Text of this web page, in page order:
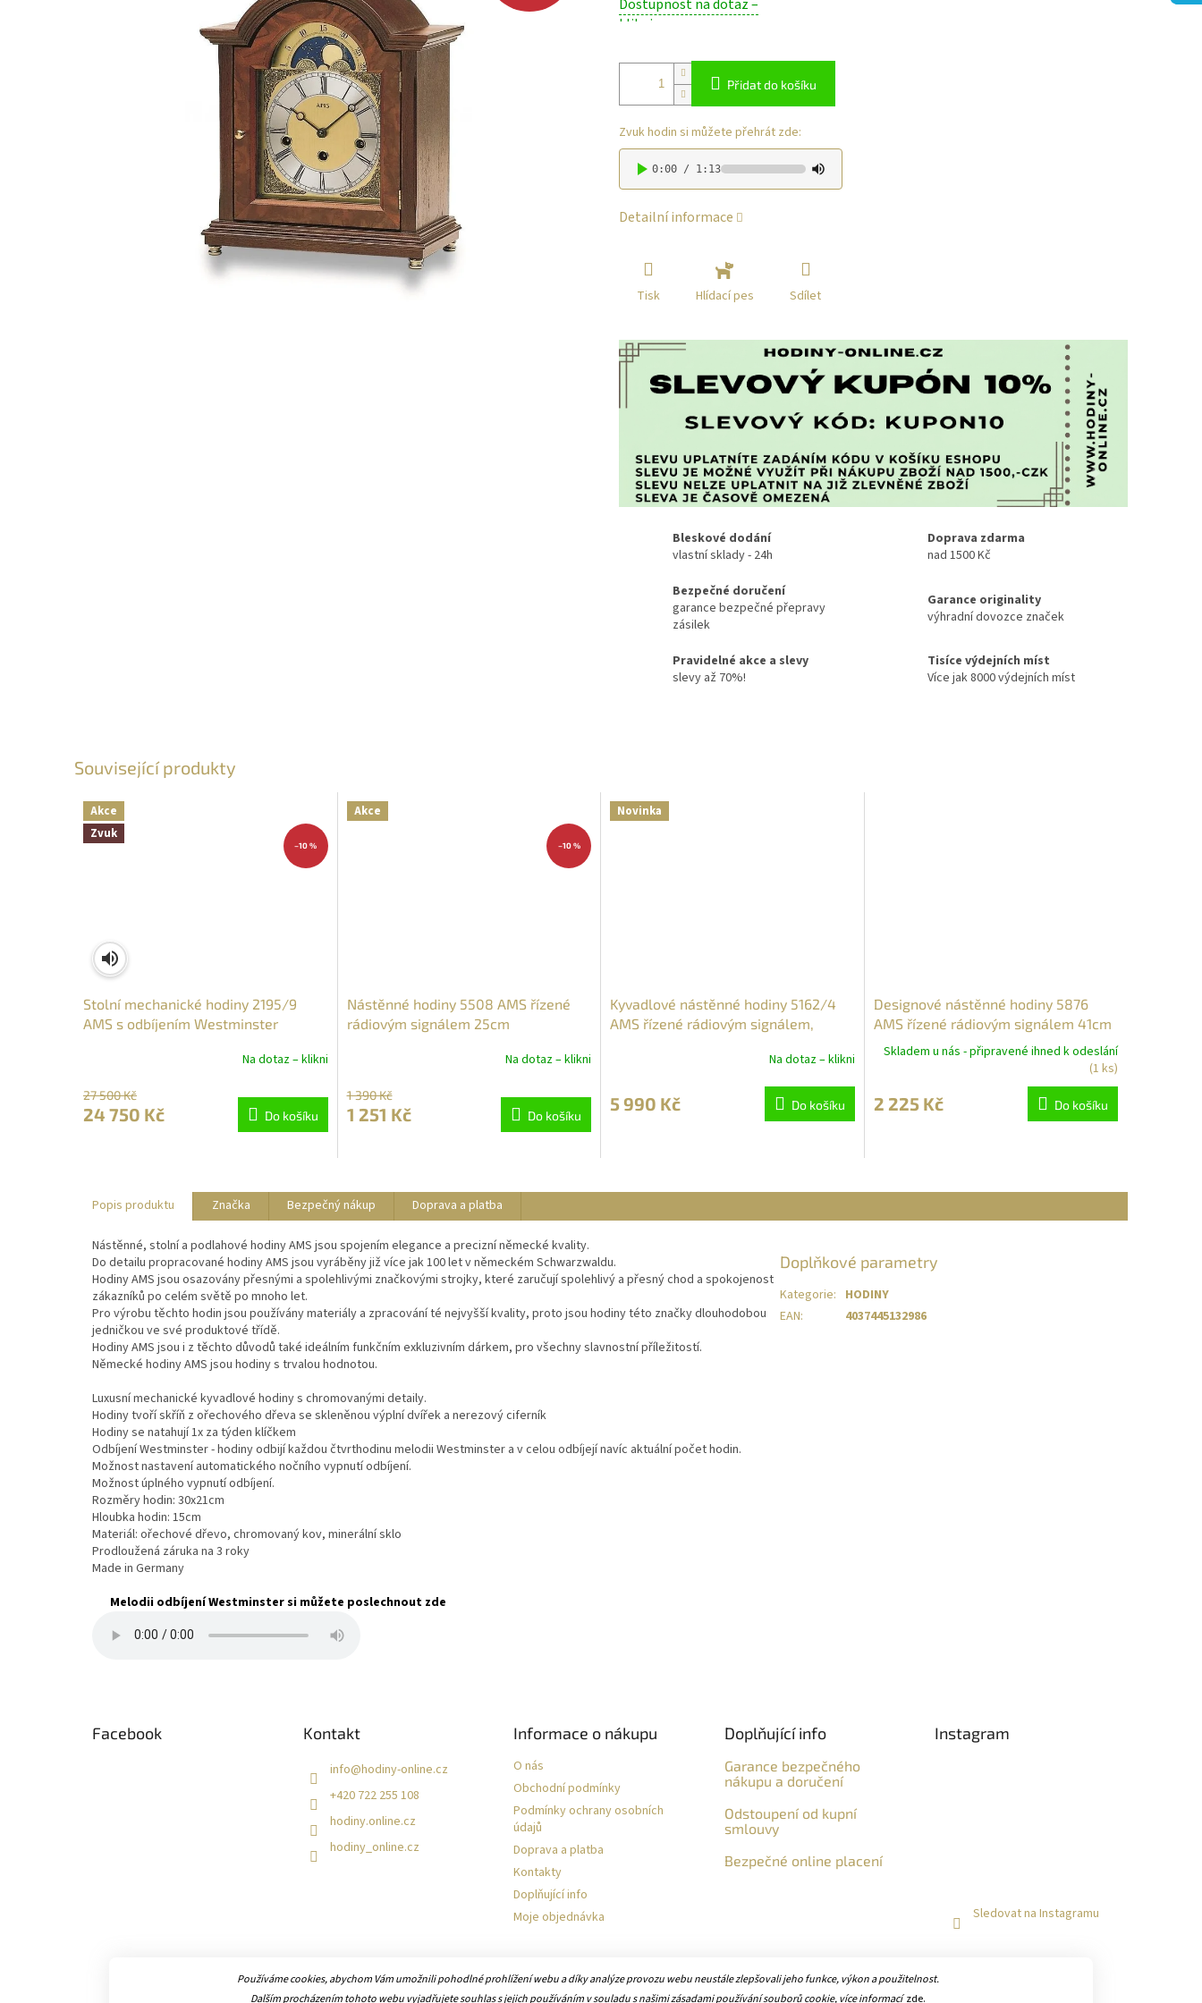
Používáme cookies, abychom Vám umožnili pohodlné prohlížení webu a díky analýze provozu webu neustále zlepšovali jeho funkce, výkon a použitelnost.
Dalším procházením tohoto webu vyjadřujete souhlas s jejich používáním v souladu s našimi zásadami používání souborů cookie, více informacízde.
cena:
Dostupnost na dotaz –
klikni
Přidat do košíku
Zvuk hodin si můžete přehrát zde:
0:00 / 1:13
Detailní informace
Tisk Hlídací pes Sdílet
Bleskové dodání
vlastní sklady - 24h
Doprava zdarma
nad 1500 Kč
Bezpečné doručení
garance bezpečné přepravy
zásilek
Garance originality
výhradní dovozce značek
Pravidelné akce a slevy
slevy až 70%!
Tisíce výdejních míst
Více jak 8000 výdejních míst
Související produkty
Akce
Zvuk
–10 %
Stolní mechanické hodiny 2195/9
AMS s odbíjením Westminster
Na dotaz – klikni
27 500 Kč
24 750 Kč Do košíku
Akce
–10 %
Nástěnné hodiny 5508 AMS řízené
rádiovým signálem 25cm
Na dotaz – klikni
1 390 Kč
1 251 Kč Do košíku
Novinka
Kyvadlové nástěnné hodiny 5162/4
AMS řízené rádiovým signálem,
Na dotaz – klikni
5 990 Kč Do košíku
Designové nástěnné hodiny 5876
AMS řízené rádiovým signálem 41cm
Skladem u nás - připravené ihned k odeslání
(1 ks)
2 225 Kč Do košíku
Popis produktu Značka Bezpečný nákup Doprava a platba
Nástěnné, stolní a podlahové hodiny AMS jsou spojením elegance a precizní německé kvality.
Do detailu propracované hodiny AMS jsou vyráběny již více jak 100 let v německém Schwarzwaldu.
Hodiny AMS jsou osazovány přesnými a spolehlivými značkovými strojky, které zaručují spolehlivý a přesný chod a spokojenost
zákazníků po celém světě po mnoho let.
Pro výrobu těchto hodin jsou používány materiály a zpracování té nejvyšší kvality, proto jsou hodiny této značky dlouhodobou
jedničkou ve své produktové třídě.
Hodiny AMS jsou i z těchto důvodů také ideálním funkčním exkluzivním dárkem, pro všechny slavnostní příležitostí.
Německé hodiny AMS jsou hodiny s trvalou hodnotou.
Luxusní mechanické kyvadlové hodiny s chromovanými detaily.
Hodiny tvoří skříň z ořechového dřeva se skleněnou výplní dvířek a nerezový ciferník
Hodiny se natahují 1x za týden klíčkem
Odbíjení Westminster - hodiny odbijí každou čtvrthodinu melodii Westminster a v celou odbíjejí navíc aktuální počet hodin.
Možnost nastavení automatického nočního vypnutí odbíjení.
Možnost úplného vypnutí odbíjení.
Rozměry hodin: 30x21cm
Hloubka hodin: 15cm
Materiál: ořechové dřevo, chromovaný kov, minerální sklo
Prodloužená záruka na 3 roky
Made in Germany
Melodii odbíjení Westminster si můžete poslechnout zde
Doplňkové parametry
Kategorie: HODINY
EAN: 4037445132986
Facebook Kontakt
info@hodiny-online.cz
+420 722 255 108
hodiny.online.cz
hodiny_online.cz
Informace o nákupu
O nás
Obchodní podmínky
Podmínky ochrany osobních
údajů
Doprava a platba
Kontakty
Doplňující info
Moje objednávka
Doplňující info
Garance bezpečného
nákupu a doručení
Odstoupení od kupní
smlouvy
Bezpečné online placení
Instagram
Sledovat na Instagramu